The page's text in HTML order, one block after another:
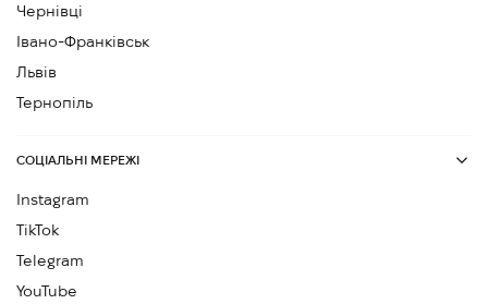
Чернівці
Івано-Франківськ
Львів
Тернопіль
СОЦІАЛЬНІ МЕРЕЖІ
Instagram
TikTok
Telegram
YouTube